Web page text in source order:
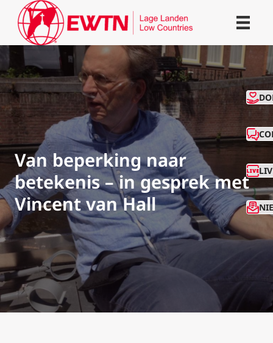
Van beperking naar
betekenis – in gesprek met
Vincent van Hall